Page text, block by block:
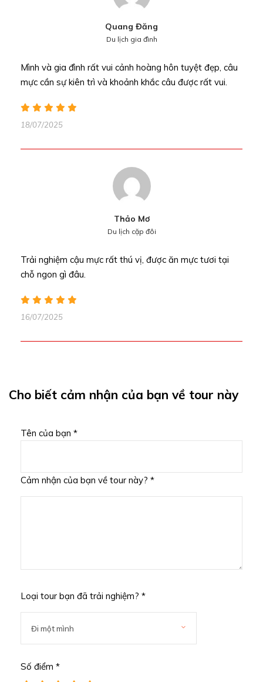
Quang Đăng
Du lịch gia đình
Mình và gia đình rất vui cảnh hoàng hôn tuyệt đẹp, câu
mực cần sự kiên trì và khoảnh khắc câu được rất vui.
18/07/2025
Thảo Mơ
Du lịch cặp đôi
Trải nghiệm cậu mực rất thú vị, được ăn mực tươi tại
chỗ ngon gì đâu.
16/07/2025
Cho biết cảm nhận của bạn về tour này
Tên của bạn *
Cảm nhận của bạn về tour này? *
Loại tour bạn đã trải nghiệm? *
Số điểm *